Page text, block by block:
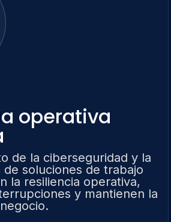
operativa
de la ciberseguridad y la
soluciones de trabajo
la resiliencia operativa,
y mantienen la